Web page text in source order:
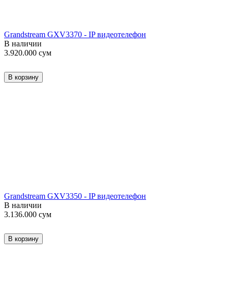
Grandstream GXV3370 - IP видеотелефон
В наличии
3.920.000 сум
В корзину
Grandstream GXV3350 - IP видеотелефон
В наличии
3.136.000 сум
В корзину